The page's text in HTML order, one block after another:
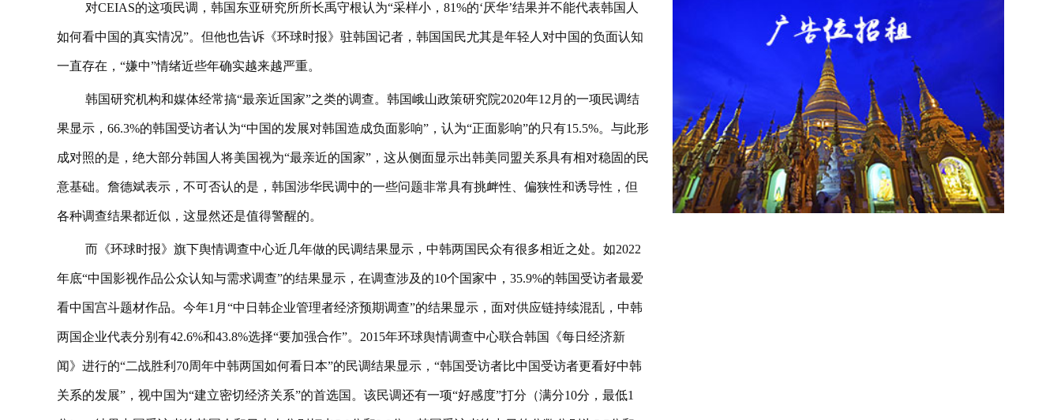
对CEIAS的这项民调，韩国东亚研究所所长禹守根认为“采样小，81%的‘厌华’结果并不能代表韩国人
如何看中国的真实情况”。但他也告诉《环球时报》驻韩国记者，韩国国民尤其是年轻人对中国的负面认知
一直存在，“嫌中”情绪近些年确实越来越严重。
韩国研究机构和媒体经常搞“最亲近国家”之类的调查。韩国峨山政策研究院2020年12月的一项民调结
果显示，66.3%的韩国受访者认为“中国的发展对韩国造成负面影响”，认为“正面影响”的只有15.5%。与此形
成对照的是，绝大部分韩国人将美国视为“最亲近的国家”，这从侧面显示出韩美同盟关系具有相对稳固的民
意基础。詹德斌表示，不可否认的是，韩国涉华民调中的一些问题非常具有挑衅性、偏狭性和诱导性，但
各种调查结果都近似，这显然还是值得警醒的。
而《环球时报》旗下舆情调查中心近几年做的民调结果显示，中韩两国民众有很多相近之处。如2022
年底“中国影视作品公众认知与需求调查”的结果显示，在调查涉及的10个国家中，35.9%的韩国受访者最爱
看中国宫斗题材作品。今年1月“中日韩企业管理者经济预期调查”的结果显示，面对供应链持续混乱，中韩
两国企业代表分别有42.6%和43.8%选择“要加强合作”。2015年环球舆情调查中心联合韩国《每日经济新
闻》进行的“二战胜利70周年中韩两国如何看日本”的民调结果显示，“韩国受访者比中国受访者更看好中韩
关系的发展”，视中国为“建立密切经济关系”的首选国。该民调还有一项“好感度”打分（满分10分，最低1